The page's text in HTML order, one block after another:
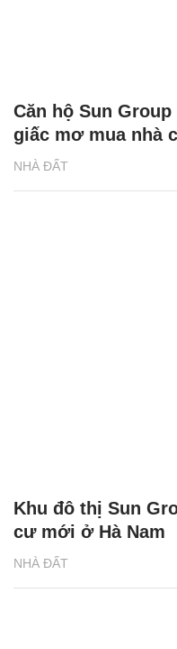
NHÀ ĐẤT
Căn hộ Sun Group
giấc mơ mua nhà
NHÀ ĐẤT
Khu đô thị Sun
cư mới ở Hà Nam